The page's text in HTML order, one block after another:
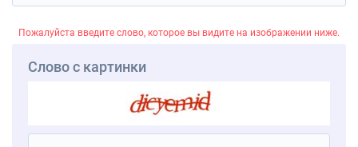
Пожалуйста введите слово, которое вы видите на изображении ниже.
Слово с картинки